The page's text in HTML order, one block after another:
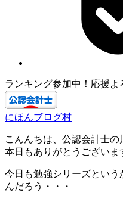
ランキング参加中！応援よ
にほんブログ村
こんんちは、公認会計士の
本日もありがとうございま
今日も勉強シリーズとい
んだろう・・・